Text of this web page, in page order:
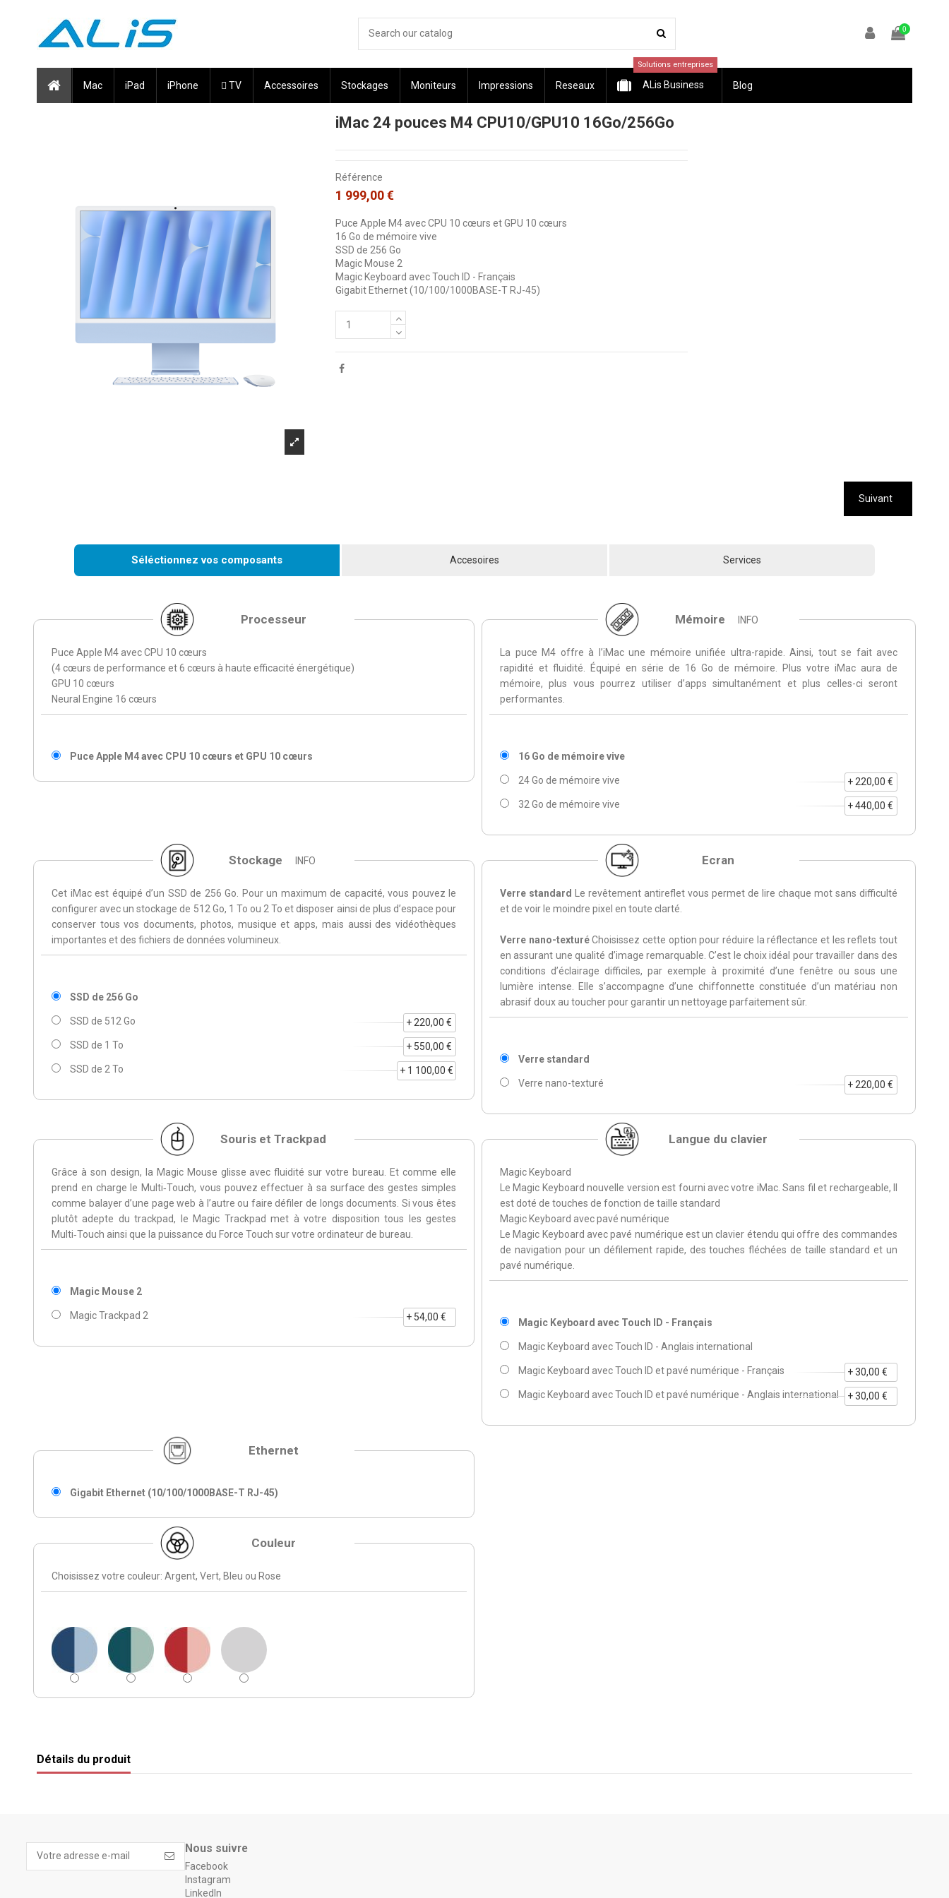
0
Mac iPad iPhone  TV Accessoires Stockages Moniteurs Impressions Reseaux ALis Business
Solutions entreprises
Blog
iMac 24 pouces M4 CPU10/GPU10 16Go/256Go
Référence
1 999,00 €
Puce Apple M4 avec CPU 10 cœurs et GPU 10 cœurs
16 Go de mémoire vive
SSD de 256 Go
Magic Mouse 2
Magic Keyboard avec Touch ID - Français
Gigabit Ethernet (10/100/1000BASE-T RJ-45)
Suivant
Séléctionnez vos composants Accesoires Services
Processeur
Puce Apple M4 avec CPU 10 cœurs
(4 cœurs de performance et 6 cœurs à haute efficacité énergétique)
GPU 10 cœurs
Neural Engine 16 cœurs
Puce Apple M4 avec CPU 10 cœurs et GPU 10 cœurs
Mémoire INFO
La puce M4 offre à l’iMac une mémoire unifiée ultra-rapide. Ainsi, tout se fait avec
rapidité et fluidité. Équipé en série de 16 Go de mémoire. Plus votre iMac aura de
mémoire, plus vous pourrez utiliser d’apps simultanément et plus celles-ci seront
performantes.
16 Go de mémoire vive
24 Go de mémoire vive
+ 220,00 €
32 Go de mémoire vive
+ 440,00 €
Stockage INFO
Cet iMac est équipé d’un SSD de 256 Go. Pour un maximum de capacité, vous pouvez le
configurer avec un stockage de 512 Go, 1 To ou 2 To et disposer ainsi de plus d’espace pour
conserver tous vos documents, photos, musique et apps, mais aussi des vidéothèques
importantes et des fichiers de données volumineux.
SSD de 256 Go
SSD de 512 Go
+ 220,00 €
SSD de 1 To
+ 550,00 €
SSD de 2 To
+ 1 100,00 €
Ecran
Verre standard
Le revêtement antireflet vous permet de lire chaque mot sans difficulté
et de voir le moindre pixel en toute clarté.
Verre nano-texturéChoisissez cette option pour réduire la réflectance et les reflets tout
en assurant une qualité d’image remarquable. C’est le choix idéal pour travailler dans des
conditions d’éclairage difficiles, par exemple à proximité d’une fenêtre ou sous une
lumière intense. Elle s’accompagne d’une chiffonnette constituée d’un matériau non
abrasif doux au toucher pour garantir un nettoyage parfaitement sûr.
Verre standard
Verre nano-texturé + 220,00 €
Souris et Trackpad
Grâce à son design, la Magic Mouse glisse avec fluidité sur votre bureau. Et comme elle
prend en charge le Multi‑Touch, vous pouvez effectuer à sa surface des gestes simples
comme balayer d’une page web à l’autre ou faire défiler de longs documents. Si vous êtes
plutôt adepte du trackpad, le Magic Trackpad met à votre disposition tous les gestes
Multi‑Touch ainsi que la puissance du Force Touch sur votre ordinateur de bureau.
Magic Mouse 2
Magic Trackpad 2 + 54,00 €
Langue du clavier
Magic Keyboard
Le Magic Keyboard nouvelle version est fourni avec votre iMac. Sans fil et rechargeable, Il
est doté de touches de fonction de taille standard
Magic Keyboard avec pavé numérique
Le Magic Keyboard avec pavé numérique est un clavier étendu qui offre des commandes
de navigation pour un défilement rapide, des touches fléchées de taille standard et un
pavé numérique.
Magic Keyboard avec Touch ID - Français
Magic Keyboard avec Touch ID - Anglais international
Magic Keyboard avec Touch ID et pavé numérique - Français
+ 30,00 €
Magic Keyboard avec Touch ID et pavé numérique - Anglais international
+ 30,00 €
Ethernet
Gigabit Ethernet (10/100/1000BASE-T RJ-45)
Couleur
Choisissez votre couleur: Argent, Vert, Bleu ou Rose
Détails du produit
Nous suivre
Facebook
Instagram
LinkedIn